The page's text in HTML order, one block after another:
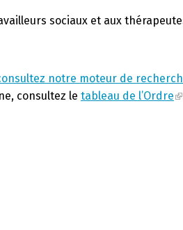
sociaux et aux
notre moteur de
consultez le tableau de l’Ordre